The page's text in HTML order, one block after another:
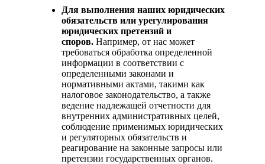
Для выполнения наших юридических
обязательств или урегулирования
юридических претензий и
споров. Например, от нас может
требоваться обработка определенной
информации в соответствии с
определенными законами и
нормативными актами, такими как
налоговое законодательство, а также
ведение надлежащей отчетности для
внутренних административных целей,
соблюдение применимых юридических
и регуляторных обязательств и
реагирование на законные запросы или
претензии государственных органов.